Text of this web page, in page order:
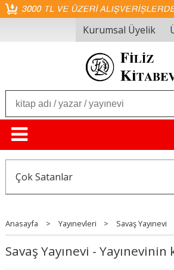
Kurumsal Üyelik
Çok Satanlar
Anasayfa > Yayınevleri > Savaş Yayınevi
Savaş Yayınevi - Yayınevinin